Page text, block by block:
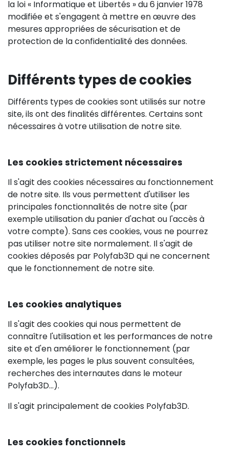
la loi « Informatique et Libertés » du 6 janvier 1978
modifiée et s'engagent à mettre en œuvre des
mesures appropriées de sécurisation et de
protection de la confidentialité des données.
Différents types de cookies
Différents types de cookies sont utilisés sur notre
site, ils ont des finalités différentes. Certains sont
nécessaires à votre utilisation de notre site.
Les cookies strictement nécessaires
Il s'agit des cookies nécessaires au fonctionnement
de notre site. Ils vous permettent d'utiliser les
principales fonctionnalités de notre site (par
exemple utilisation du panier d'achat ou l'accès à
votre compte). Sans ces cookies, vous ne pourrez
pas utiliser notre site normalement. Il s'agit de
cookies déposés par Polyfab3D qui ne concernent
que le fonctionnement de notre site.
Les cookies analytiques
Il s'agit des cookies qui nous permettent de
connaître l'utilisation et les performances de notre
site et d'en améliorer le fonctionnement (par
exemple, les pages le plus souvent consultées,
recherches des internautes dans le moteur
Polyfab3D...).
Il s'agit principalement de cookies Polyfab3D.
Les cookies fonctionnels